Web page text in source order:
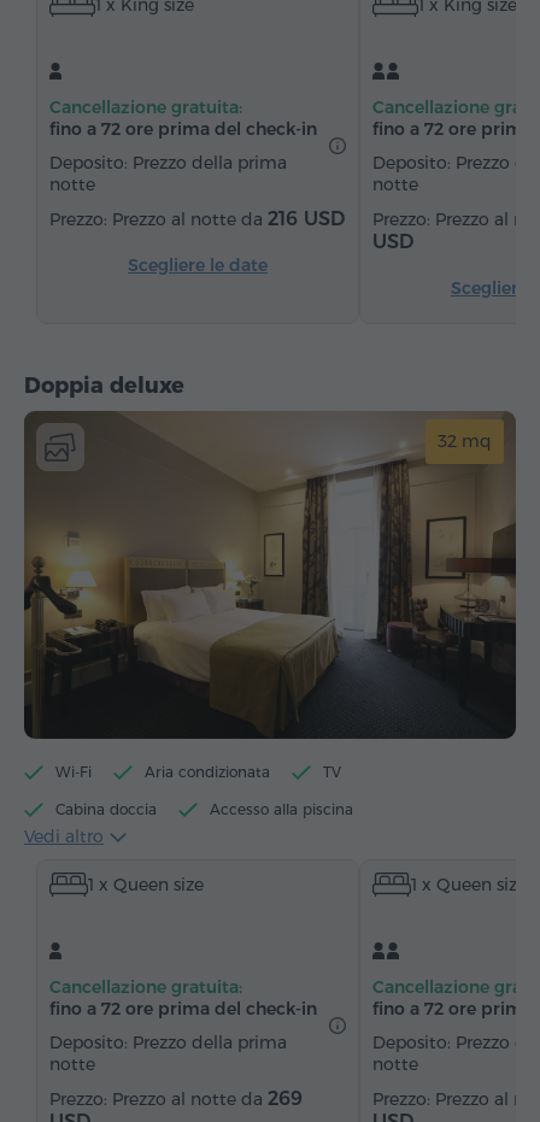
Bollitore elettrico Articoli da toeletta
Asciugacapelli
Armadio/Guardaroba Cassaforte
Telefono Radio Servizio sveglia
Canali satellitari
Ferro da stiro con asse (su richiesta)
1 x King size
Cancellazione gratuita:
fino a 72 ore prima del check‑in
Deposito: Prezzo della prima
notte
Prezzo al notte da 216 USD
Scegliere le date
1 x King size
Cancellazione
fino a 72 ore prima
Deposito: Prezzo
notte
Prezzo al
USD
Scegliere
Doppia deluxe
32 mq
Wi-Fi Aria condizionata TV
Cabina doccia Accesso alla piscina
Accesso alla palestra
Bollitore elettrico Articoli da toeletta
Asciugacapelli
Armadio/Guardaroba Zona salotto
Divano Cassaforte Telefono
Radio
Canali satellitari Moquette Acqua in bottiglia
Vedi altro
1 x Queen size
Cancellazione gratuita:
fino a 72 ore prima del check‑in
Deposito: Prezzo della prima
notte
Prezzo al notte da 269
1 x Queen size
Cancellazione
fino a 72 ore prima
Deposito: Prezzo
notte
Prezzo al